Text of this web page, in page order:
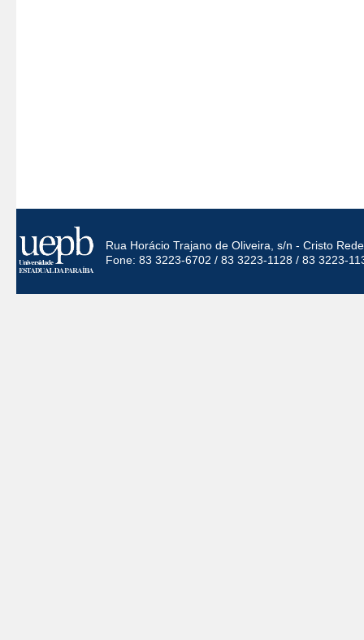
Rua Horácio Trajano de Oliveira, s/n - Cristo
Fone: 83 3223-6702 / 83 3223-1128 / 83 3223-